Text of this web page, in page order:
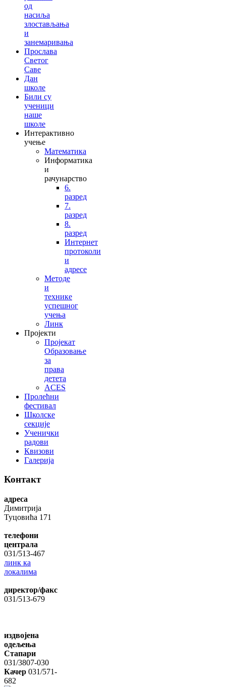
од
насиља
злостављања
и
занемаривања
Прослава
Светог
Саве
Дан
школе
Били су
ученици
наше
школе
Интерактивно
учење
Математика
Информатика
и
рачунарство
6.
разред
7.
разред
8.
разред
Интернет
протоколи
и
адресе
Методе
и
технике
успешног
учења
Линк
Пројекти
Пројекат
Образовање
за
права
детета
ACES
Пролећни
фестивал
Школске
секције
Ученички
радови
Квизови
Галерија
Контакт
адреса
Димитрија
Туцовића 171
телефони
централа
031/513-467
линк ка
локалима
директор/факс
031/513-679
издвојена
одељења
Стапари
031/3807-030
Качер 031/571-
682